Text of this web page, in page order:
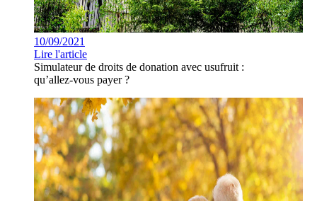
10/09/2021
Lire l'article
Simulateur de droits de donation avec usufruit :
qu’allez-vous payer ?